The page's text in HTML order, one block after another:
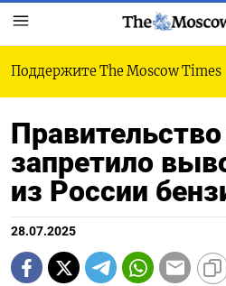
Поддержите The Moscow Times
запретило
из России
28.07.2025